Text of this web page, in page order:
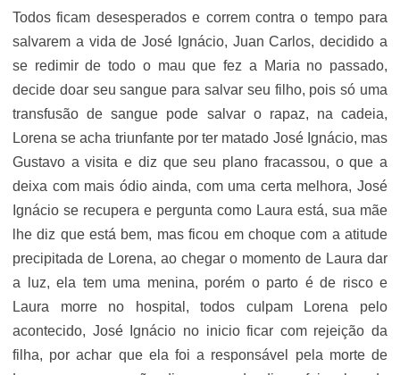
Todos ficam desesperados e correm contra o tempo para
salvarem a vida de José Ignácio, Juan Carlos, decidido a
se redimir de todo o mau que fez a Maria no passado,
decide doar seu sangue para salvar seu filho, pois só uma
transfusão de sangue pode salvar o rapaz, na cadeia,
Lorena se acha triunfante por ter matado José Ignácio, mas
Gustavo a visita e diz que seu plano fracassou, o que a
deixa com mais ódio ainda, com uma certa melhora, José
Ignácio se recupera e pergunta como Laura está, sua mãe
lhe diz que está bem, mas ficou em choque com a atitude
precipitada de Lorena, ao chegar o momento de Laura dar
a luz, ela tem uma menina, porém o parto é de risco e
Laura morre no hospital, todos culpam Lorena pelo
acontecido, José Ignácio no inicio ficar com rejeição da
filha, por achar que ela foi a responsável pela morte de